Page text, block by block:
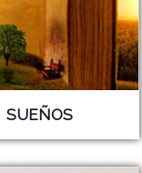
SUEÑOS